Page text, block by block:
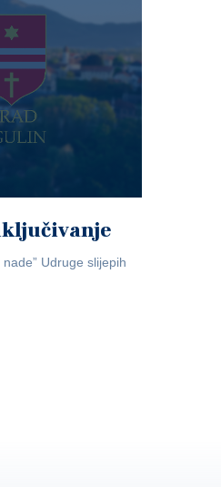
Udruge slijepih